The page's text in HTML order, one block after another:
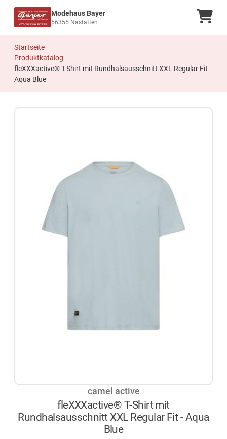
Modehaus Bayer
56355 Nastätten
Startseite
Produktkatalog
fleXXXactive® T-Shirt mit Rundhalsausschnitt XXL Regular Fit -
Aqua Blue
camel active
fleXXXactive® T-Shirt mit
Rundhalsausschnitt XXL Regular Fit - Aqua
Blue